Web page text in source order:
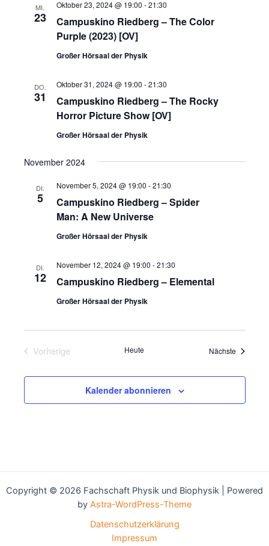
MI.
23
Campuskino Riedberg – The Color
Purple (2023) [OV]
Oktober 23, 2024 @ 19:00 -21:30
Großer Hörsaal der Physik
DO.
31
Campuskino Riedberg – The Rocky
Horror Picture Show [OV]
Oktober 31, 2024 @ 19:00 -21:30
Großer Hörsaal der Physik
November 2024
DI.
5
Campuskino Riedberg – Spider
Man: A New Universe
November 5, 2024 @ 19:00 -21:30
Großer Hörsaal der Physik
DI.
12 Campuskino Riedberg – Elemental
November 12, 2024 @ 19:00 -21:30
Großer Hörsaal der Physik
Vorherige
Heute Nächste
Kalender abonnieren
Copyright © 2026 Fachschaft Physik und Biophysik | Powered
by Astra-WordPress-Theme
Datenschutzerklärung
Impressum